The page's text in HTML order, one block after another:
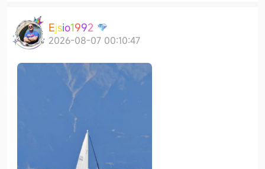
Ejsio1992
2026-08-07 00:10:47